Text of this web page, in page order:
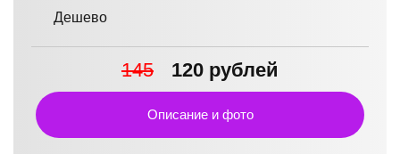
Дешево
145 120 рублей
Описание и фото